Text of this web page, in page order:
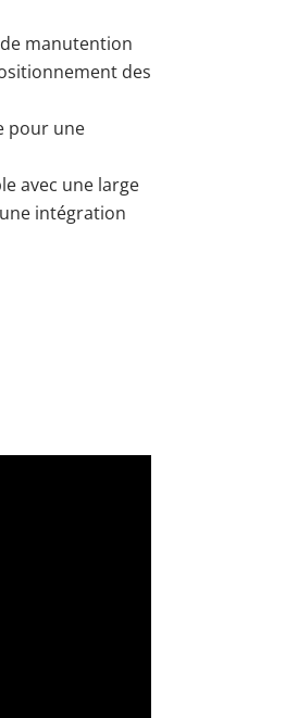
manutention
des
pour une
avec une large
intégration